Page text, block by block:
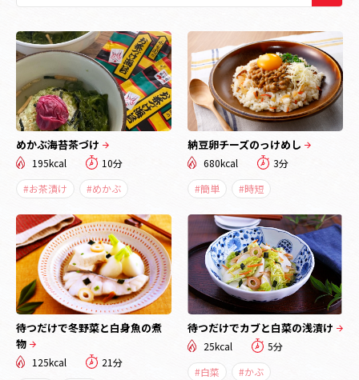
めかぶ海苔茶づけ
195kcal
10分
#お茶漬け
#めかぶ
納豆卵チーズのっけめし
680kcal
3分
#簡単
#時短
待つだけで冬野菜と白身魚の煮
物
125kcal
21分
待つだけでカブと白菜の浅漬け
25kcal
5分
#白菜
#かぶ